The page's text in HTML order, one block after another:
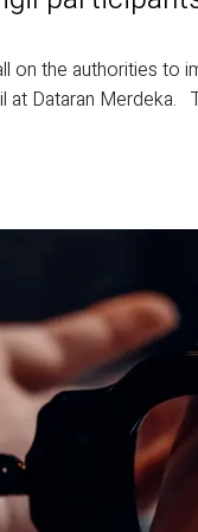
the authorities to
Dataran Merdeka.